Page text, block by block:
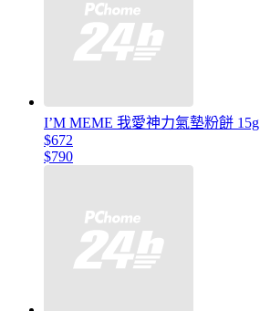
I’M MEME 我愛神力氣墊粉餅 15g
$672
$790